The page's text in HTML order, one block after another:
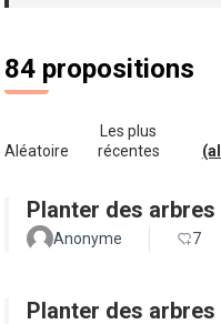
84 propositions
Aléatoire
Les plus
récentes
Planter des
Anonyme 7
Planter des